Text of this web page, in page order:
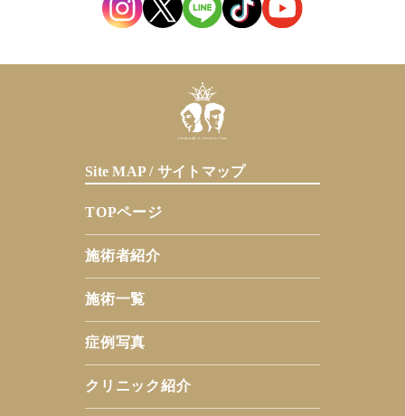
Site MAP / サイトマップ
TOPページ
施術者紹介
施術一覧
症例写真
クリニック紹介